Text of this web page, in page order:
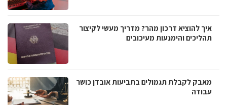
איך להוציא דרכון מהר? מדריך מעשי לקיצור
תהליכים והימנעות מעיכובים
מאבק לקבלת תגמולים בתביעות אובדן כושר
עבודה